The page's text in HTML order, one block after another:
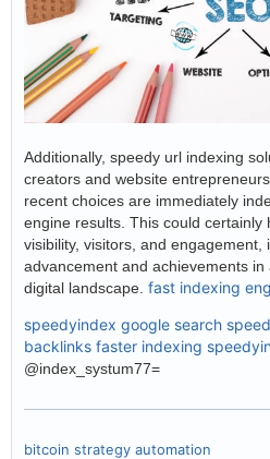
Additionally, speedy url indexing
creators and website
recent choices are immediately
engine results. This could certainly
visibility, visitors, and engagement,
advancement and achievements
digital landscape. fast indexing
speedyindex google search
backlinks faster indexing
@index_systum77=
bitcoin strategy automation